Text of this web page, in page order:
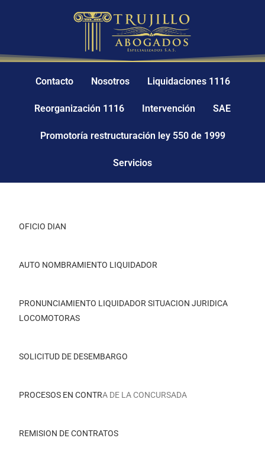
Contacto Nosotros Liquidaciones 1116
Reorganización 1116 Intervención SAE
Promotoría restructuración ley 550 de 1999
Servicios
OFICIO DIAN
AUTO NOMBRAMIENTO LIQUIDADOR
PRONUNCIAMIENTO LIQUIDADOR SITUACION JURIDICA
LOCOMOTORAS
SOLICITUD DE DESEMBARGO
PROCESOS EN CONTRA DE LA CONCURSADA
REMISION DE CONTRATOS